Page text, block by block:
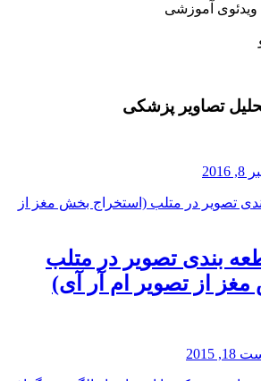
تصاویر پزشکی
بندی تصویر در متلب
از تصویر ام آر آی)